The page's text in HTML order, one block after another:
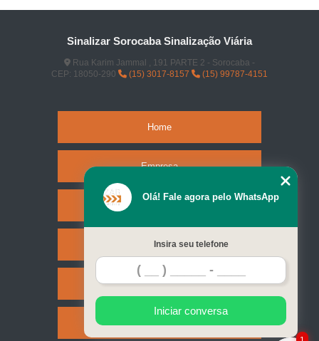
Sinalizar Sorocaba Sinalização Viária
Rua Karim Jammal , 191 PARTE 2 - Sorocaba -
CEP: 18050-290
(15) 3017-8157 (15) 99787-4151
Home
Empresa
Serviços
Contato
Mapa do site
Olá! Fale agora pelo WhatsApp
Insira seu telefone
Iniciar conversa